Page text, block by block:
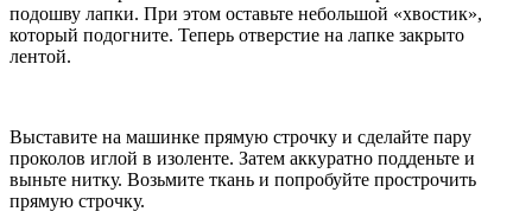
подошву лапки. При этом оставьте небольшой «хвостик»,
который подогните. Теперь отверстие на лапке закрыто
лентой.
Выставите на машинке прямую строчку и сделайте пару
проколов иглой в изоленте. Затем аккуратно подденьте и
выньте нитку. Возьмите ткань и попробуйте прострочить
прямую строчку.